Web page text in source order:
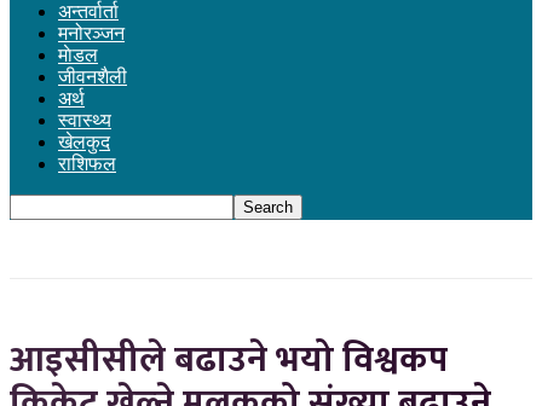
अन्तर्वार्ता
मनोरञ्जन
माेडल
जीवनशैली
अर्थ
स्वास्थ्य
खेलकुद
राशिफल
आइसीसीले बढाउने भयो विश्वकप